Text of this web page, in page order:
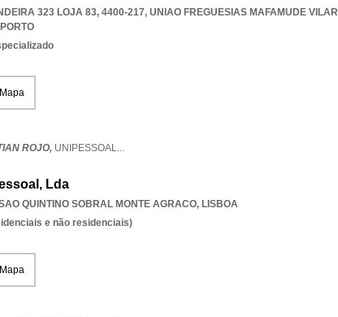
323 LOJA 83, 4400-217, UNIAO FREGUESIAS MAFAMUDE VILAR
PORTO
ROJO, UNIPESSOAL...
Lda
QUINTINO SOBRAL MONTE AGRACO, LISBOA
e não residenciais)